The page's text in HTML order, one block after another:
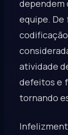
dependem
equipe. De
atividade
defeitos e
tornando